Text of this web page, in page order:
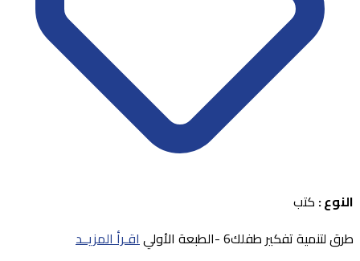
النوع : كتب
طرق لتنمية تفكير طفلك6 -الطبعة الأولي
اقـرأ المزيــد